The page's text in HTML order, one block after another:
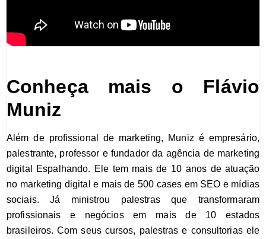
Conheça mais o Flávio
Muniz
Além de profissional de marketing, Muniz é empresário,
palestrante, professor e fundador da agência de marketing
digital Espalhando. Ele tem mais de 10 anos de atuação
no marketing digital e mais de 500 cases em SEO e mídias
sociais. Já ministrou palestras que transformaram
profissionais e negócios em mais de 10 estados
brasileiros. Com seus cursos, palestras e consultorias ele